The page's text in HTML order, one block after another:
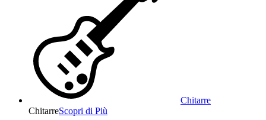
Chitarre
ChitarreScopri di Più